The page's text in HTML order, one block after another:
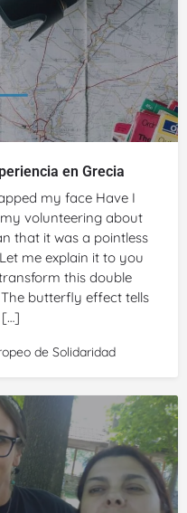
en Grecia
my face Have I
volunteering about
that it was a pointless
me explain it to you
this double
butterfly effect tells
de Solidaridad